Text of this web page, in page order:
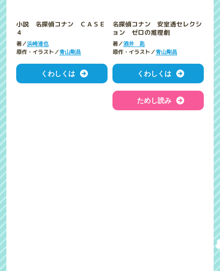
小説 名探偵コナン ＣＡＳＥ
４
著／浜崎達也
原作・イラスト／青山剛昌
くわしくは
名探偵コナン 安室透セレクシ
ョン ゼロの推理劇
著／酒井 匙
原作・イラスト／青山剛昌
くわしくは
ためし読み